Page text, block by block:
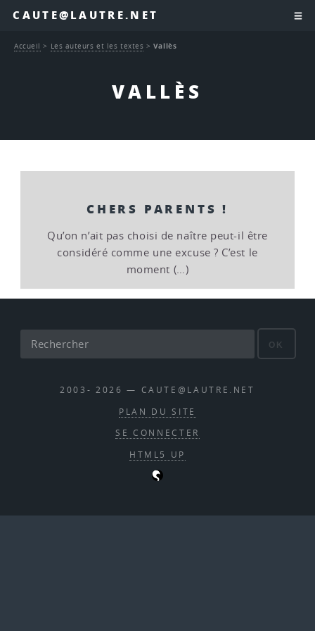
CAUTE@LAUTRE.NET
VALLÈS
Accueil > Les auteurs et les textes > Vallès
CHERS PARENTS !
Qu’on n’ait pas choisi de naître peut-il être
considéré comme une excuse ? C’est le
moment (…)
OK
2003- 2026 — CAUTE@LAUTRE.NET
PLAN DU SITE
SE CONNECTER
HTML5 UP